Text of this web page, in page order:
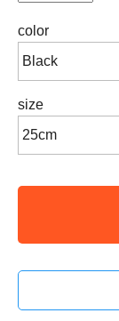
color
size